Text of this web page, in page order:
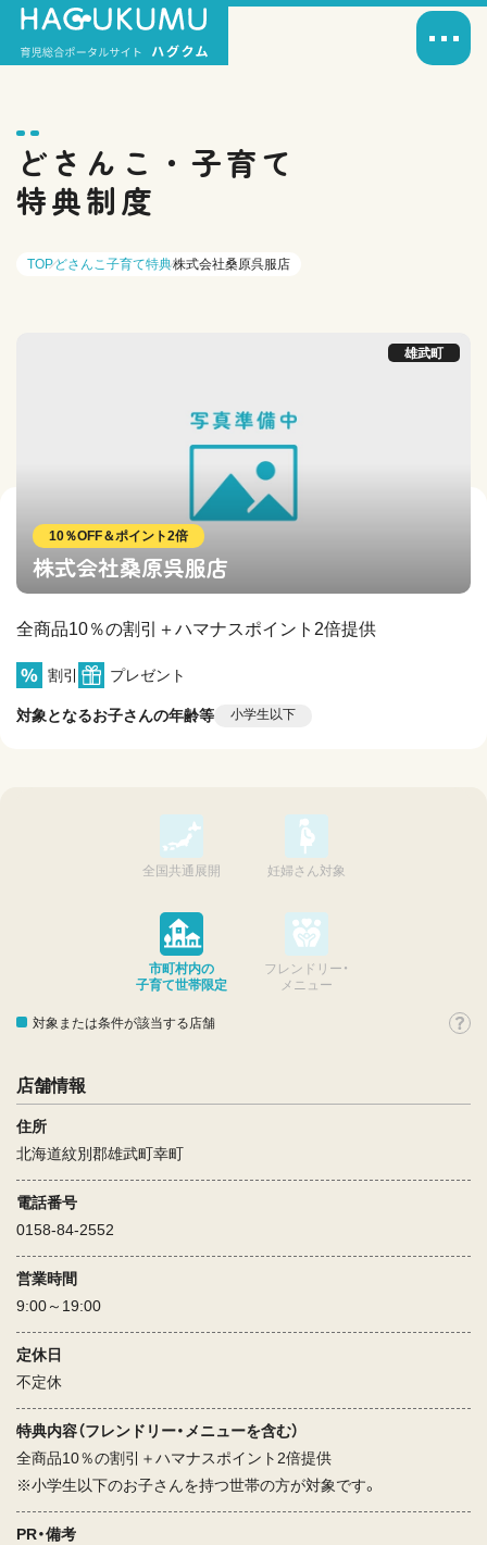
どさんこ・子育て
特典制度
TOPどさんこ子育て特典株式会社桑原呉服店
雄武町
10％OFF＆ポイント2倍
株式会社桑原呉服店
全商品10％の割引＋ハマナスポイント2倍提供
割引 プレゼント
対象となるお子さんの年齢等 小学生以下
全国共通展開 妊婦さん対象
市町村内の
子育て世帯限定
フレンドリー・
メニュー
対象または条件が該当する店舗
店舗情報
住所
北海道紋別郡雄武町幸町
電話番号
0158-84-2552
営業時間
9:00～19:00
定休日
不定休
特典内容（フレンドリー・メニューを含む）
全商品10％の割引＋ハマナスポイント2倍提供
※小学生以下のお子さんを持つ世帯の方が対象です。
PR・備考